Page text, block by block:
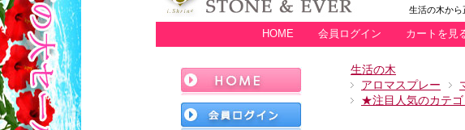
生活の木から
HOME 会員ログイン カートを見
生活の木
アロマスプレー
★注目人気のカテゴ